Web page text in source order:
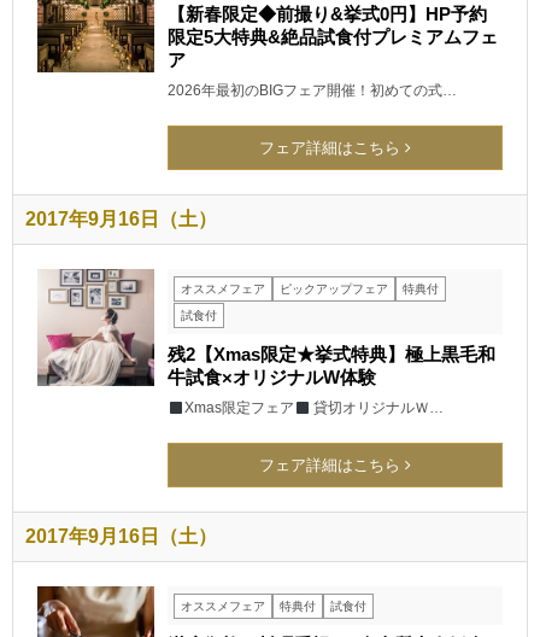
【新春限定◆前撮り&挙式0円】HP予約
限定5大特典&絶品試食付プレミアムフェ
ア
2026年最初のBIGフェア開催！初めての式…
フェア詳細はこちら
2017年9月16日（土）
オススメフェア ピックアップフェア
特典付
試食付
残2【Xmas限定★挙式特典】極上黒毛和
牛試食×オリジナルW体験
Xmas限定フェア 貸切オリジナルＷ…
フェア詳細はこちら
2017年9月16日（土）
オススメフェア 特典付 試食付